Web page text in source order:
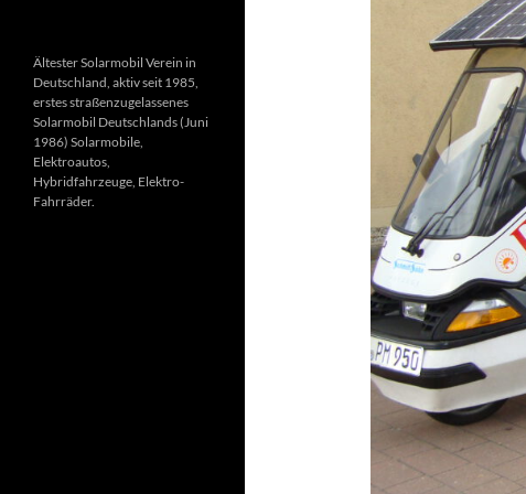
Ältester Solarmobil Verein in
Deutschland, aktiv seit 1985,
erstes straßenzugelassenes
Solarmobil Deutschlands (Juni
1986) Solarmobile,
Elektroautos,
Hybridfahrzeuge, Elektro-
Fahrräder.